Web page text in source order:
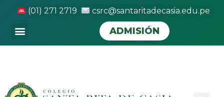
(01) 271 2719 csrc@santaritadecasia.edu.pe
ADMISIÓN